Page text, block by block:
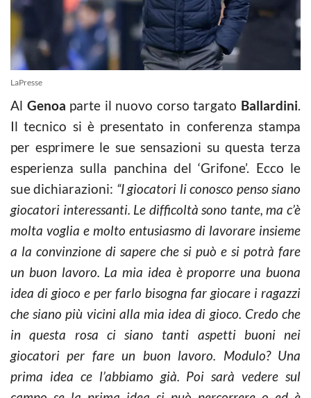
LaPresse
Al Genoa parte il nuovo corso targato Ballardini.
Il tecnico si è presentato in conferenza stampa
per esprimere le sue sensazioni su questa terza
esperienza sulla panchina del ‘Grifone’. Ecco le
sue dichiarazioni: “I giocatori li conosco penso siano
giocatori interessanti. Le difficoltà sono tante, ma c’è
molta voglia e molto entusiasmo di lavorare insieme
a la convinzione di sapere che si può e si potrà fare
un buon lavoro. La mia idea è proporre una buona
idea di gioco e per farlo bisogna far giocare i ragazzi
che siano più vicini alla mia idea di gioco. Credo che
in questa rosa ci siano tanti aspetti buoni nei
giocatori per fare un buon lavoro. Modulo? Una
prima idea ce l’abbiamo già. Poi sarà vedere sul